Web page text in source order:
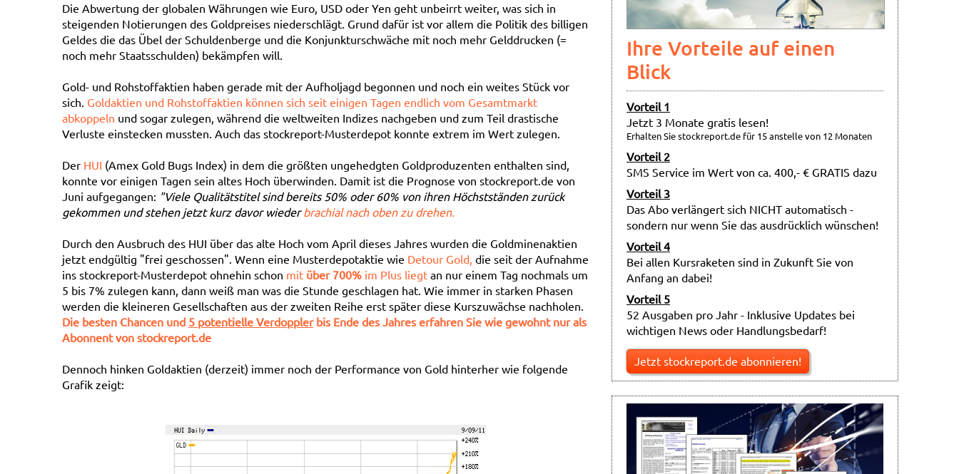
Die Abwertung der globalen Währungen wie Euro, USD oder Yen geht unbeirrt weiter, was sich in
steigenden Notierungen des Goldpreises niederschlägt. Grund dafür ist vor allem die Politik des billigen
Geldes die das Übel der Schuldenberge und die Konjunkturschwäche mit noch mehr Gelddrucken (=
noch mehr Staatsschulden) bekämpfen will.
Gold- und Rohstoffaktien haben gerade mit der Aufholjagd begonnen und noch ein weites Stück vor
sich. Goldaktien und Rohstoffaktien können sich seit einigen Tagen endlich vom Gesamtmarkt
abkoppeln und sogar zulegen, während die weltweiten Indizes nachgeben und zum Teil drastische
Verluste einstecken mussten. Auch das stockreport-Musterdepot konnte extrem im Wert zulegen.
Der HUI (Amex Gold Bugs Index) in dem die größten ungehedgten Goldproduzenten enthalten sind,
konnte vor einigen Tagen sein altes Hoch überwinden. Damit ist die Prognose von stockreport.de von
Juni aufgegangen: "Viele Qualitätstitel sind bereits 50% oder 60% von ihren Höchstständen zurück
gekommen und stehen jetzt kurz davor wiederbrachial nach oben zu drehen.
Durch den Ausbruch des HUI über das alte Hoch vom April dieses Jahres wurden die Goldminenaktien
jetzt endgültig "frei geschossen". Wenn eine Musterdepotaktie wie Detour Gold, die seit der Aufnahme
ins stockreport-Musterdepot ohnehin schon mit über 700% im Plus liegt an nur einem Tag nochmals um
5 bis 7% zulegen kann, dann weiß man was die Stunde geschlagen hat. Wie immer in starken Phasen
werden die kleineren Gesellschaften aus der zweiten Reihe erst später diese Kurszuwächse nachholen.
Die besten Chancen und 5 potentielle Verdopplerbis Ende des Jahres erfahren Sie wie gewohnt nur als
Abonnent von stockreport.de
Dennoch hinken Goldaktien (derzeit) immer noch der Performance von Gold hinterher wie folgende
Grafik zeigt:
Ihre Vorteile auf einen
Blick
Vorteil 1
Jetzt 3 Monate gratis lesen!
Erhalten Sie stockreport.de für 15 anstelle von 12 Monaten
Vorteil 2
SMS Service im Wert von ca. 400,- € GRATIS dazu
Vorteil 3
Das Abo verlängert sich NICHT automatisch -
sondern nur wenn Sie das ausdrücklich wünschen!
Vorteil 4
Bei allen Kursraketen sind in Zukunft Sie von
Anfang an dabei!
Vorteil 5
52 Ausgaben pro Jahr - Inklusive Updates bei
wichtigen News oder Handlungsbedarf!
Jetzt stockreport.de abonnieren!